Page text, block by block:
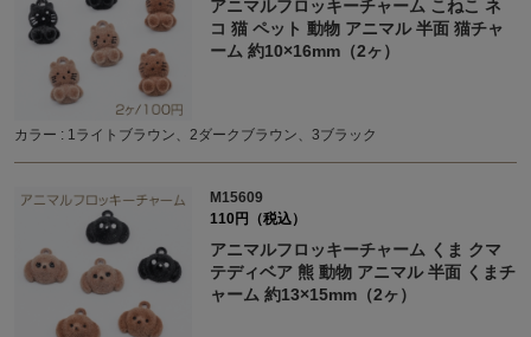
アニマルフロッキーチャーム こねこ ネ
コ 猫 ペット 動物 アニマル 半面 猫チャ
ーム 約10×16mm（2ヶ）
カラー : 1ライトブラウン、2ダークブラウン、3ブラック
M15609
110円（税込）
アニマルフロッキーチャーム くま クマ
テディベア 熊 動物 アニマル 半面 くまチ
ャーム 約13×15mm（2ヶ）